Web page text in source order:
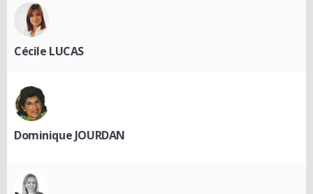
Cécile LUCAS
Dominique JOURDAN